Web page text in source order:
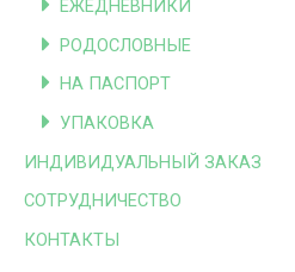
ЕЖЕДНЕВНИКИ
РОДОСЛОВНЫЕ
НА ПАСПОРТ
УПАКОВКА
ИНДИВИДУАЛЬНЫЙ ЗАКАЗ
СОТРУДНИЧЕСТВО
КОНТАКТЫ